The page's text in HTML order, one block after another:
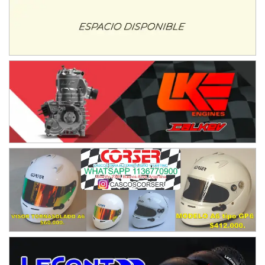
Ciudad de Avellaneda (Asfalto)
SUR SANTAFESINO - F4
José Samuel Sánchez (Tierra)
Rufino (Santa Fe)
TUCUMANO - F5
Juan Navarro (Asfalto)
El Timbó (Tucumán)